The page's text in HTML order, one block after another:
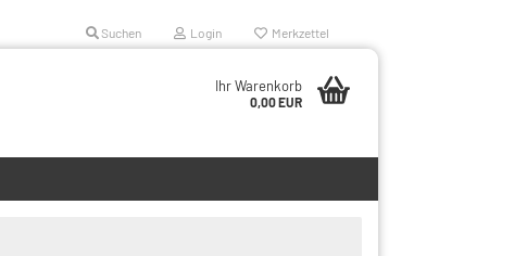
Suchen Login Merkzettel
Ihr Warenkorb
0,00 EUR